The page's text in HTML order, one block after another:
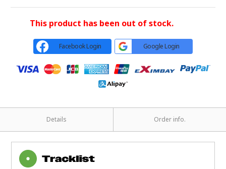
This product has been out of stock.
Facebook Login Google Login
Details Order info.